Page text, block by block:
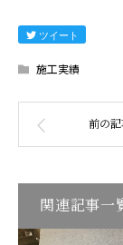
ツイート
施工実績
関連記事一